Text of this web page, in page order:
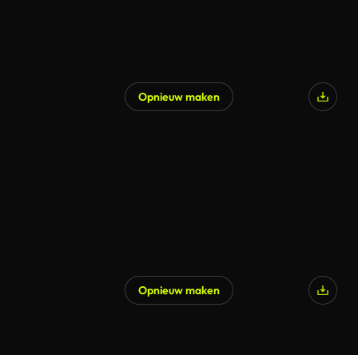
Opnieuw maken
Opnieuw maken